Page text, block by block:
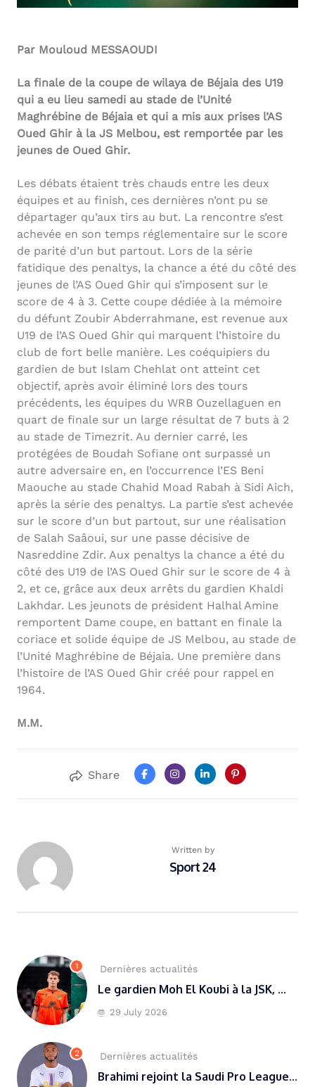
Par Mouloud MESSAOUDI
La finale de la coupe de wilaya de Béjaia des U19
qui a eu lieu samedi au stade de l’Unité
Maghrébine de Béjaia et qui a mis aux prises l’AS
Oued Ghir à la JS Melbou, est remportée par les
jeunes de Oued Ghir.
Les débats étaient très chauds entre les deux
équipes et au finish, ces dernières n’ont pu se
départager qu’aux tirs au but. La rencontre s’est
achevée en son temps réglementaire sur le score
de parité d’un but partout. Lors de la série
fatidique des penaltys, la chance a été du côté des
jeunes de l’AS Oued Ghir qui s’imposent sur le
score de 4 à 3. Cette coupe dédiée à la mémoire
du défunt Zoubir Abderrahmane, est revenue aux
U19 de l’AS Oued Ghir qui marquent l’histoire du
club de fort belle manière. Les coéquipiers du
gardien de but Islam Chehlat ont atteint cet
objectif, après avoir éliminé lors des tours
précédents, les équipes du WRB Ouzellaguen en
quart de finale sur un large résultat de 7 buts à 2
au stade de Timezrit. Au dernier carré, les
protégées de Boudah Sofiane ont surpassé un
autre adversaire en, en l’occurrence l’ES Beni
Maouche au stade Chahid Moad Rabah à Sidi Aich,
après la série des penaltys. La partie s’est achevée
sur le score d’un but partout, sur une réalisation
de Salah Saâoui, sur une passe décisive de
Nasreddine Zdir. Aux penaltys la chance a été du
côté des U19 de l’AS Oued Ghir sur le score de 4 à
2, et ce, grâce aux deux arrêts du gardien Khaldi
Lakhdar. Les jeunots de président Halhal Amine
remportent Dame coupe, en battant en finale la
coriace et solide équipe de JS Melbou, au stade de
l’Unité Maghrébine de Béjaia. Une première dans
l’histoire de l’AS Oued Ghir créé pour rappel en
1964.
M.M.
Share
Written by
Sport 24
1 Dernières actualités
Le gardien Moh El Koubi à la JSK, ...
29 July 2026
2 Dernières actualités
Brahimi rejoint la Saudi Pro League...